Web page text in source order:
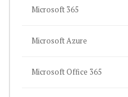
Microsoft 365
Microsoft Azure
Microsoft Office 365